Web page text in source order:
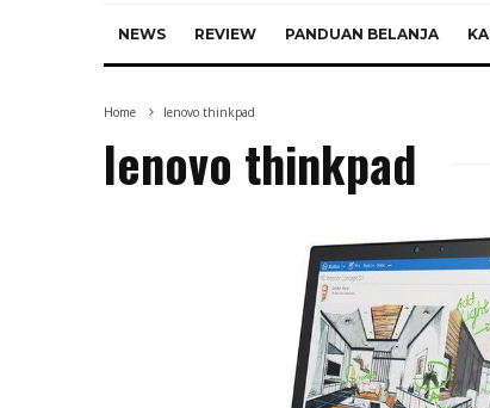
NEWS REVIEW PANDUAN BELANJA
Home lenovo thinkpad
lenovo thinkpad